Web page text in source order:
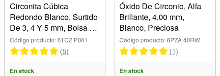
Circonita Cúbica
Redondo Blanco, Surtido
De 3, 4 Y 5 mm, Bolsa De
38
Código producto: 61CZ P001
(5)
En stock
Óxido De Circonio, Alfa
Brillante, 4,00 mm,
Blanco, Preciosa
Código producto: 6PZA 40RW
(1)
En stock